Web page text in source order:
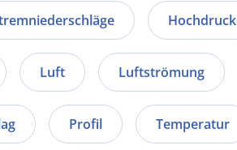
Hochdruck
Luft Luftströmung
Profil Temperatur